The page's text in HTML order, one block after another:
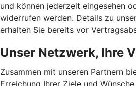
und können jederzeit eingesehen
widerrufen werden. Details zu
erhalten Sie bereits vor
Unser Netzwerk, Ihre
Zusammen mit unseren Partnern
Erreichung Ihrer Ziele und